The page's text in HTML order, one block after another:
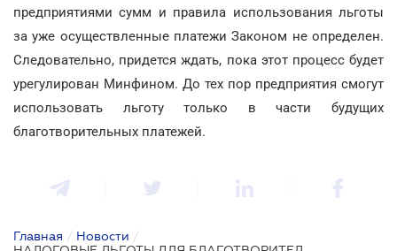
предприятиями сумм и правила использования льготы
за уже осуществленные платежи Законом не определен.
Следовательно, придется ждать, пока этот процесс будет
урегулирован Минфином. До тех пор предприятия смогут
использовать льготу только в части будущих
благотворительных платежей.
Главная / Новости /